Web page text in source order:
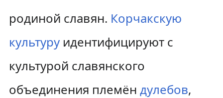
родиной славян. Корчакскую
культуруидентифицируют с
культурой славянского
объединения племён дулебов,